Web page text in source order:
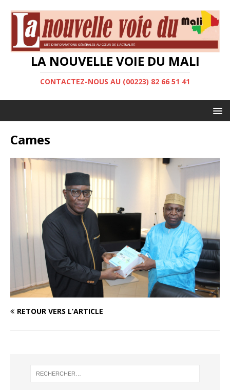
LA NOUVELLE VOIE DU MALI
CONTACTEZ-NOUS AU (00223) 82 66 51 41
Cames
RETOUR VERS L’ARTICLE